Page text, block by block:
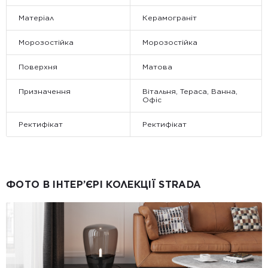
Матеріал Керамограніт
Морозостійка Морозостійка
Поверхня Матова
Призначення
Вітальня, Тераса, Ванна,
Офіс
Ректифікат Ректифікат
ФОТО В ІНТЕР’ЄРІ КОЛЕКЦІЇ STRADA